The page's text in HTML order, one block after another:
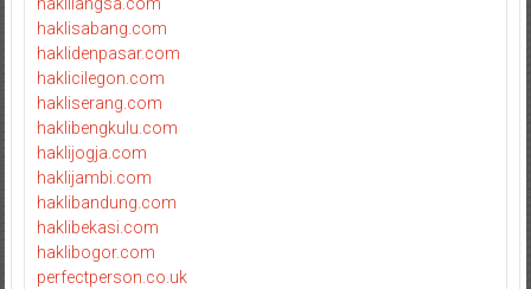
haklisabang.com
haklidenpasar.com
haklicilegon.com
hakliserang.com
haklibengkulu.com
haklijogja.com
haklijambi.com
haklibandung.com
haklibekasi.com
haklibogor.com
perfectperson.co.uk